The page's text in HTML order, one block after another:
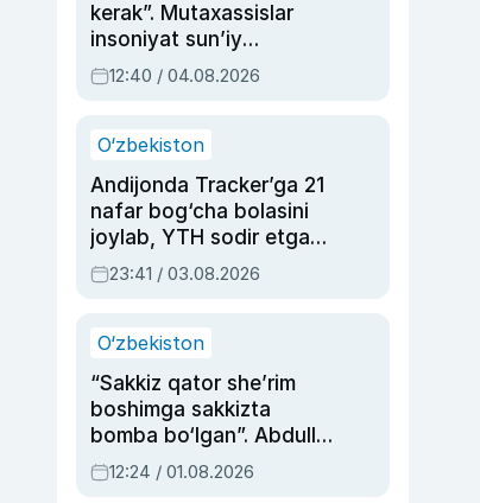
kerak”. Mutaxassislar
insoniyat sun’iy
intellektni boshqara
olmay qolishidan xavotir
12:40 / 04.08.2026
O‘zbekiston
Andijonda Tracker’ga 21
nafar bog‘cha bolasini
joylab, YTH sodir etgan
ayolga sud hukmi o‘qildi
23:41 / 03.08.2026
O‘zbekiston
“Sakkiz qator she’rim
boshimga sakkizta
bomba bo‘lgan”. Abdulla
Oripovni siyosiy
ayblovlardan asrab
12:24 / 01.08.2026